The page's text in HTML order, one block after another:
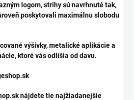
logom, strihy sú navrhnuté tak,
poskytovali maximálnu slobodu
výšivky, metalické aplikácie a
ktoré vás odlíšia od davu.
nájdete tie najžiadanejšie